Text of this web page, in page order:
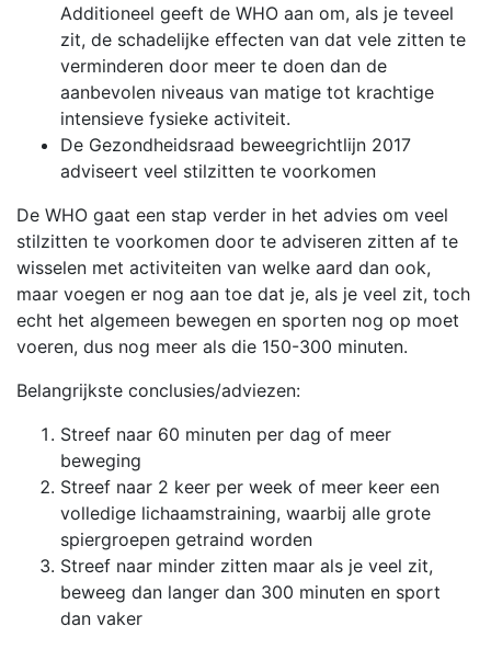
Additioneel geeft de WHO aan om, als je teveel
zit, de schadelijke effecten van dat vele zitten te
verminderen door meer te doen dan de
aanbevolen niveaus van matige tot krachtige
intensieve fysieke activiteit.
De Gezondheidsraad beweegrichtlijn 2017
adviseert veel stilzitten te voorkomen
De WHO gaat een stap verder in het advies om veel
stilzitten te voorkomen door te adviseren zitten af te
wisselen met activiteiten van welke aard dan ook,
maar voegen er nog aan toe dat je, als je veel zit, toch
echt het algemeen bewegen en sporten nog op moet
voeren, dus nog meer als die 150-300 minuten.
Belangrijkste conclusies/adviezen:
Streef naar 60 minuten per dag of meer
beweging
Streef naar 2 keer per week of meer keer een
volledige lichaamstraining, waarbij alle grote
spiergroepen getraind worden
Streef naar minder zitten maar als je veel zit,
beweeg dan langer dan 300 minuten en sport
dan vaker